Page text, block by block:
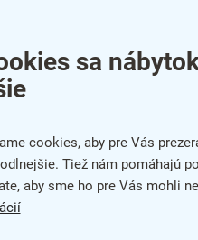
sa
cookies, aby pre Vás
Tiež nám pomáhajú
aby sme ho pre Vás mohli
strane. Tabuľu však
popisovačov, ktoré sa
v mnohých rozmeroch a
Toto prevedenie je
Drevené tabule nie